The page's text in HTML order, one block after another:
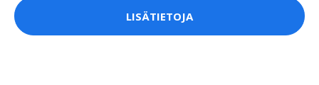
LISÄTIETOJA